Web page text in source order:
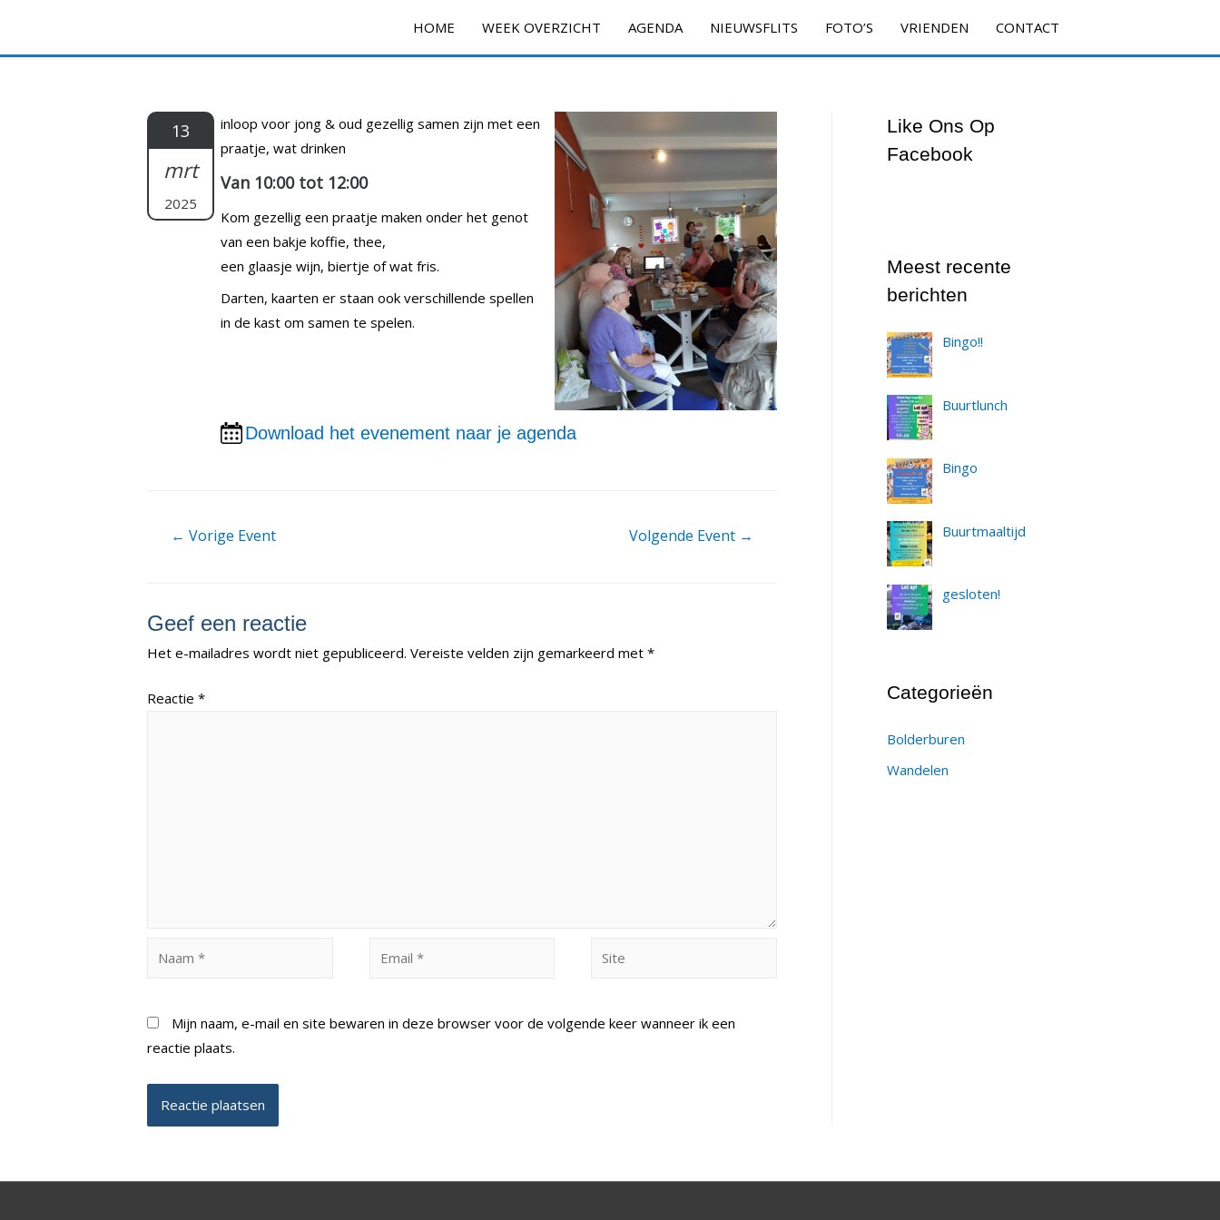
inhoud
HOME WEEK OVERZICHT AGENDA NIEUWSFLITS FOTO’S VRIENDEN CONTACT
13
mrt
2025
inloop voor jong & oud gezellig samen zijn met een
praatje, wat drinken
Van 10:00 tot 12:00
Kom gezellig een praatje maken onder het genot
van een bakje koffie, thee,
een glaasje wijn, biertje of wat fris.
Darten, kaarten er staan ook verschillende spellen
in de kast om samen te spelen.
Download het evenement naar je agenda
Berichtnavigatie
← Vorige Event Volgende Event →
Geef een reactie
Het e-mailadres wordt niet gepubliceerd. Vereiste velden zijn gemarkeerd met *
Reactie *
Mijn naam, e-mail en site bewaren in deze browser voor de volgende keer wanneer ik een
reactie plaats.
Like Ons Op
Facebook
Meest recente
berichten
Bingo!!
Buurtlunch
Bingo
Buurtmaaltijd
gesloten!
Categorieën
Bolderburen
Wandelen